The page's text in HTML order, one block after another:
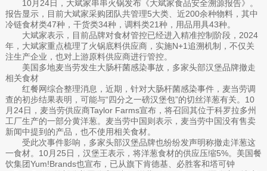
10月24日，大斌家串串火锅发布《大斌家食品安全溯源报告》。
报告显示，目前大斌家采购团队共管理5大类、近200余种物料，其中
冷链食材类47种，干货类34种，调料类21种，用品用具43种。
大斌家表示，目前品牌对食材管控已经进入精准控制阶段，2024
年，大斌家重点梳理了火锅底料供应商，实施N+1追溯机制，不仅关
注生产企业，也对上游原料供应商进行管控。
美国多地麦当劳发生大肠杆菌感染事故，多家头部汉堡品牌撤走
相关食材
红餐网综合整理消息，近期，针对大肠杆菌感染事件，麦当劳调
查的初步结果表明，可能与“四分之一磅汉堡包”的切丝洋葱有关。10
月24日，麦当劳供应商Taylor Farms宣布，将召回其位于科罗拉多州
工厂生产的一部分黄洋葱。麦当劳中国则表示，麦当劳中国没有售卖
新闻中提到的产品，也不使用相关食材。
受此次事件影响，多家头部汉堡品牌也纷纷发声明称撤走洋葱这
一食材。10月25日，汉堡王表示，将洋葱食材的供应压缩5%。美国餐
饮集团Yum!Brands也宣布，已从旗下肯德基、必胜客和塔可钟